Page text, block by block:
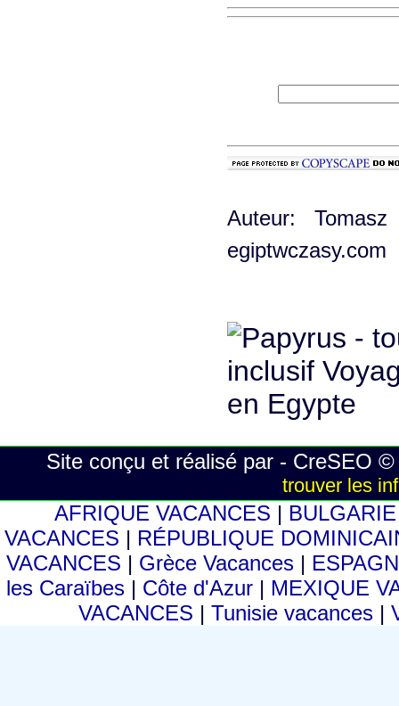
Auteur:
egiptwczasy.com
Site conçu et réalisé par - CreSEO
trouver les
AFRIQUE VACANCES |
VACANCES | RÉPUBLIQUE
VACANCES | Grèce Vacances |
les Caraïbes | Côte d'Azur | MEXIQUE
VACANCES |Tunisie vacances |